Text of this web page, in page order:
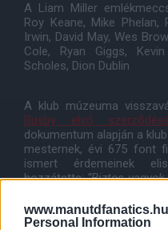
Personal Information
A Liam Miller
Roy Keane, Mike Phelan,
Irwin, David May, Wes
Cole, Ryan Giggs,
Scholes, Dion Dublin
A klub múzeuma
Busby első
dokumentum alapján a
mesternek, évi 675 font
ismert érdemeinek
hozzátette:“Biztos
a múzeum új kincsének,
híres klubot.”